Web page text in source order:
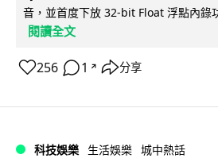
音，並首度下放 32-bit Float 浮點內錄
閱讀全文
256 1 ↗ 分享
科技娛樂 生活娛樂 城中熱話